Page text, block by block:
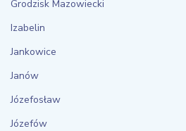
Grodzisk Mazowiecki
Izabelin
Jankowice
Janów
Józefosław
Józefów